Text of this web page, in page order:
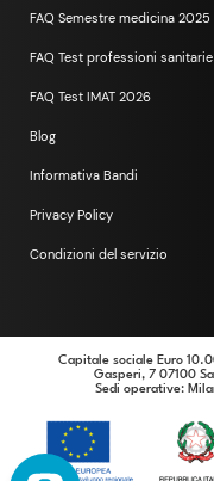
FAQ Semestre medicina 2025
FAQ Test professioni sanitarie
FAQ Test IMAT 2026
Blog
Informativa Bandi
Privacy Policy
Condizioni del servizio
Capitale sociale Euro
Gasperi, 7 07100
Sedi operative: